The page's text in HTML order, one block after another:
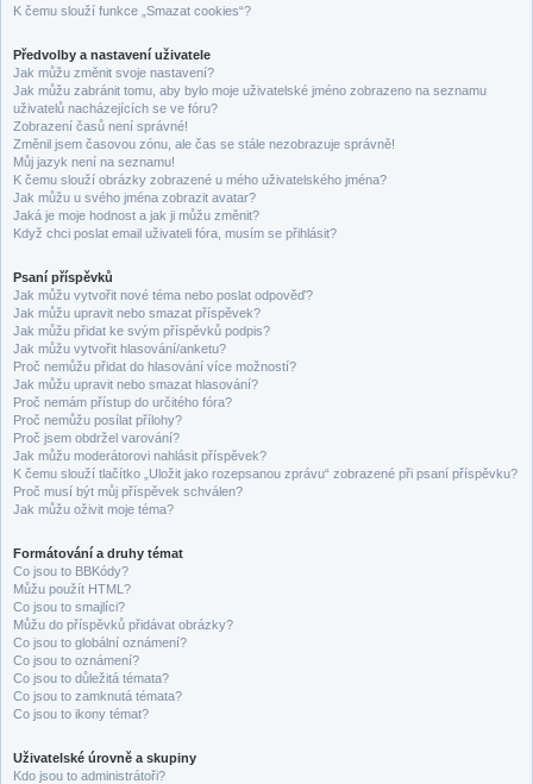
K čemu slouží funkce „Smazat cookies“?
Předvolby a nastavení uživatele
Jak můžu změnit svoje nastavení?
Jak můžu zabránit tomu, aby bylo moje uživatelské jméno zobrazeno na seznamu
uživatelů nacházejících se ve fóru?
Zobrazení časů není správné!
Změnil jsem časovou zónu, ale čas se stále nezobrazuje správně!
Můj jazyk není na seznamu!
K čemu slouží obrázky zobrazené u mého uživatelského jména?
Jak můžu u svého jména zobrazit avatar?
Jaká je moje hodnost a jak ji můžu změnit?
Když chci poslat email uživateli fóra, musím se přihlásit?
Psaní příspěvků
Jak můžu vytvořit nové téma nebo poslat odpověď?
Jak můžu upravit nebo smazat příspěvek?
Jak můžu přidat ke svým příspěvků podpis?
Jak můžu vytvořit hlasování/anketu?
Proč nemůžu přidat do hlasování více možností?
Jak můžu upravit nebo smazat hlasování?
Proč nemám přístup do určitého fóra?
Proč nemůžu posílat přílohy?
Proč jsem obdržel varování?
Jak můžu moderátorovi nahlásit příspěvek?
K čemu slouží tlačítko „Uložit jako rozepsanou zprávu“ zobrazené při psaní příspěvku?
Proč musí být můj příspěvek schválen?
Jak můžu oživit moje téma?
Formátování a druhy témat
Co jsou to BBKódy?
Můžu použít HTML?
Co jsou to smajlíci?
Můžu do příspěvků přidávat obrázky?
Co jsou to globální oznámení?
Co jsou to oznámení?
Co jsou to důležitá témata?
Co jsou to zamknutá témata?
Co jsou to ikony témat?
Uživatelské úrovně a skupiny
Kdo jsou to administrátoři?